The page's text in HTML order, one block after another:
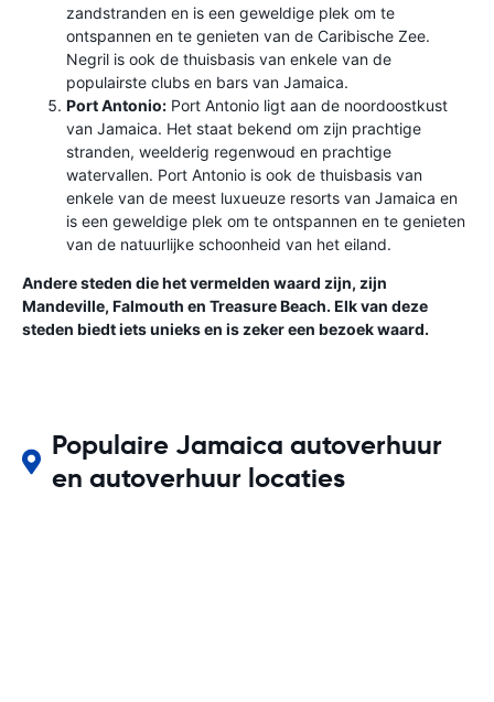
zandstranden en is een geweldige plek om te
ontspannen en te genieten van de Caribische Zee.
Negril is ook de thuisbasis van enkele van de
populairste clubs en bars van Jamaica.
Port Antonio: Port Antonio ligt aan de noordoostkust
van Jamaica. Het staat bekend om zijn prachtige
stranden, weelderig regenwoud en prachtige
watervallen. Port Antonio is ook de thuisbasis van
enkele van de meest luxueuze resorts van Jamaica en
is een geweldige plek om te ontspannen en te genieten
van de natuurlijke schoonheid van het eiland.
Andere steden die het vermelden waard zijn, zijn
Mandeville, Falmouth en Treasure Beach. Elk van deze
steden biedt iets unieks en is zeker een bezoek waard.
Populaire Jamaica autoverhuur
en autoverhuur locaties